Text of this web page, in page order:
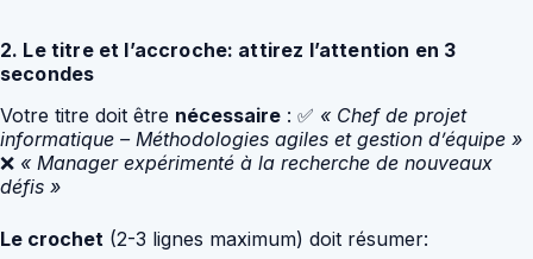
2. Le titre et l’accroche: attirez l’attention en 3
secondes
Votre titre doit être nécessaire : ✅ « Chef de projet
informatique – Méthodologies agiles et gestion d’équipe »
❌ « Manager expérimenté à la recherche de nouveaux
défis »
Le crochet (2-3 lignes maximum) doit résumer: